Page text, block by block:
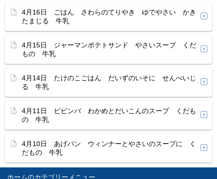
ホーム
4月16日 ごはん さわらのてりやき ゆでやさい かき
たまじる 牛乳
4月15日 ジャーマンポテトサンド やさいスープ くだ
もの 牛乳
4月14日 たけのこごはん だいずのいそに せんべいじ
る 牛乳
4月11日 ビビンバ わかめとだいこんのスープ くだも
の 牛乳
4月10日 あげパン ウィンナーとやさいのスープに く
だもの 牛乳